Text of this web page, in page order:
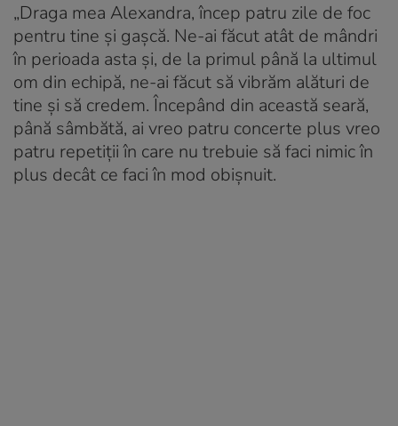
„Draga mea Alexandra, încep patru zile de foc
pentru tine și gașcă. Ne-ai făcut atât de mândri
în perioada asta și, de la primul până la ultimul
om din echipă, ne-ai făcut să vibrăm alături de
tine și să credem. Începând din această seară,
până sâmbătă, ai vreo patru concerte plus vreo
patru repetiții în care nu trebuie să faci nimic în
plus decât ce faci în mod obișnuit.